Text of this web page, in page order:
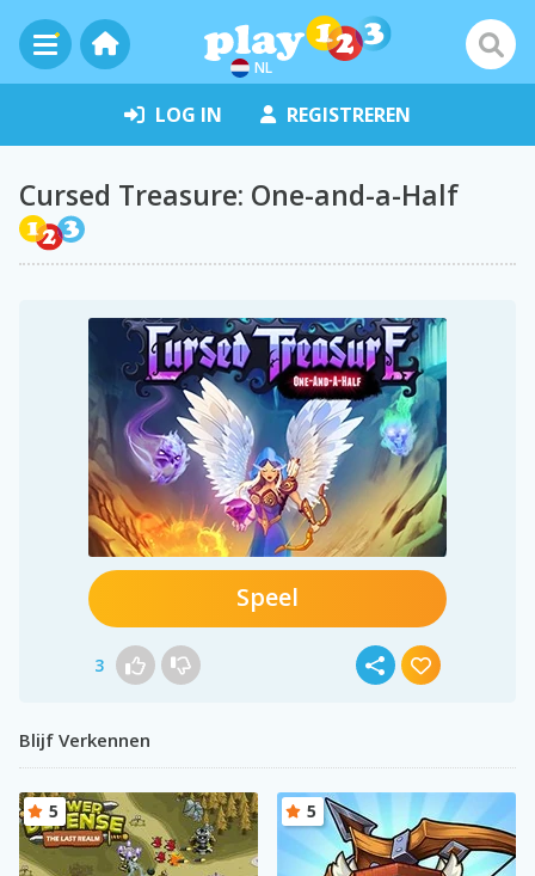
NL
LOG IN REGISTREREN
Cursed Treasure: One-and-a-Half
Speel
3
Blijf Verkennen
5 5